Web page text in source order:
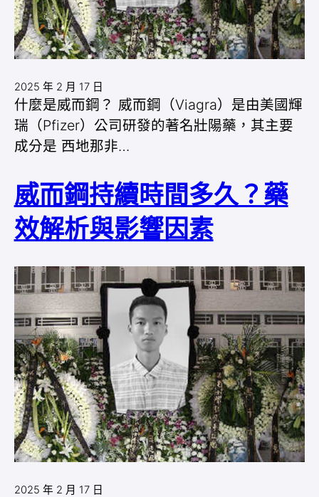
2025 年 2 月 17 日
什麼是威而鋼？ 威而鋼（Viagra）是由美國輝
瑞（Pfizer）公司研發的著名壯陽藥，其主要
成分是 西地那非…
威而鋼持續時間多久？藥
效解析與影響因素
2025 年 2 月 17 日